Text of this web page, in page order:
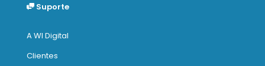
Suporte
A WI Digital
Clientes